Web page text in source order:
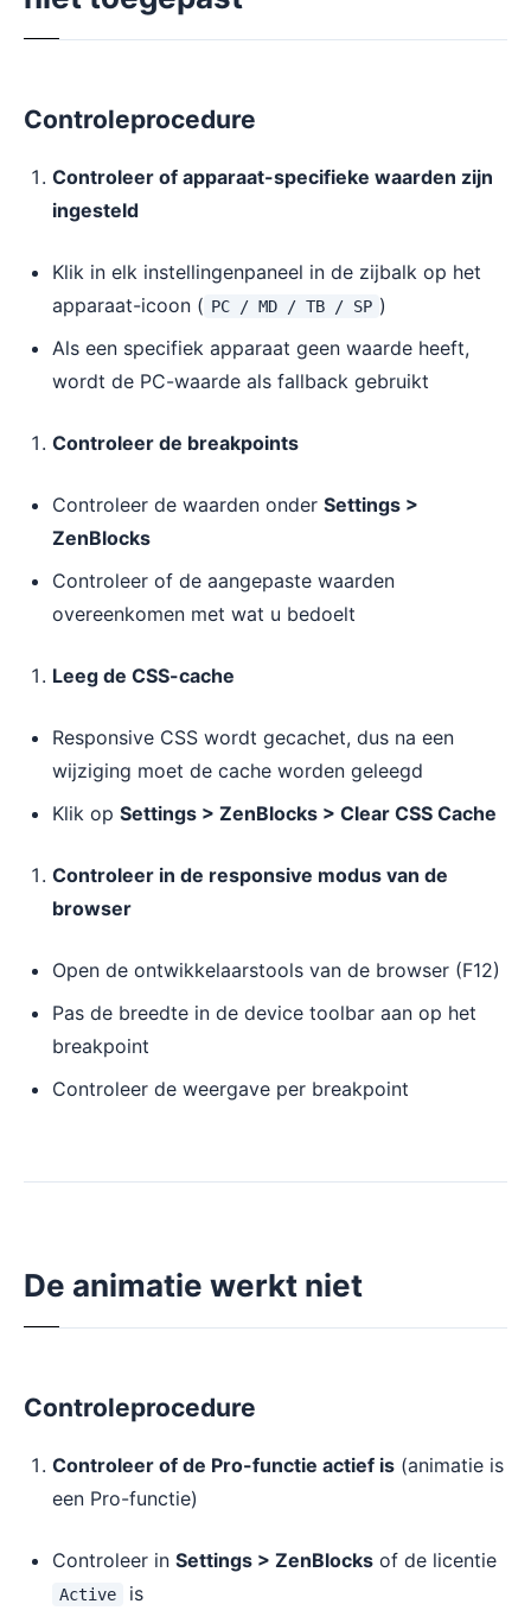
Controleprocedure
Controleer of apparaat-specifieke waarden zijn
ingesteld
Klik in elk instellingenpaneel in de zijbalk op het
apparaat-icoon ( PC / MD / TB / SP )
Als een specifiek apparaat geen waarde heeft,
wordt de PC-waarde als fallback gebruikt
Controleer de breakpoints
Controleer de waarden onder Settings >
ZenBlocks
Controleer of de aangepaste waarden
overeenkomen met wat u bedoelt
Leeg de CSS-cache
Responsive CSS wordt gecachet, dus na een
wijziging moet de cache worden geleegd
Klik op Settings > ZenBlocks > Clear CSS Cache
Controleer in de responsive modus van de
browser
Open de ontwikkelaarstools van de browser (F12)
Pas de breedte in de device toolbar aan op het
breakpoint
Controleer de weergave per breakpoint
De animatie werkt niet
Controleprocedure
Controleer of de Pro-functie actief is (animatie is
een Pro-functie)
Controleer in Settings > ZenBlocks of de licentie
Active
is